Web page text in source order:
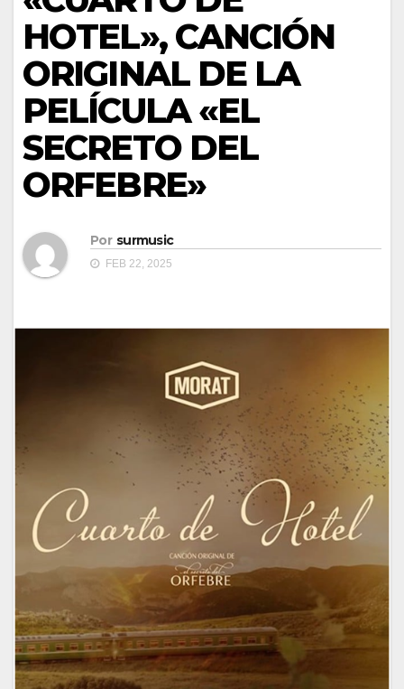
HOTEL», CANCIÓN
ORIGINAL DE LA
PELÍCULA «EL
SECRETO DEL
ORFEBRE»
Por surmusic
FEB 22, 2025